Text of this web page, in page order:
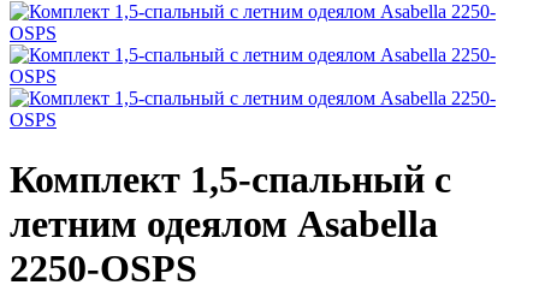
Комплект 1,5-спальный с
летним одеялом Asabella
2250-OSPS